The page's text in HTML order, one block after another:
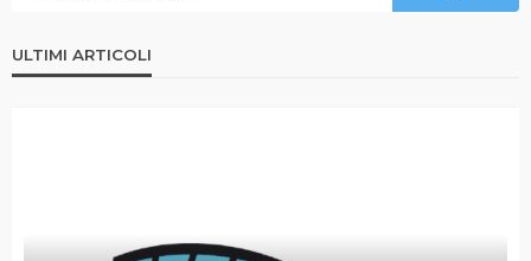
ULTIMI ARTICOLI